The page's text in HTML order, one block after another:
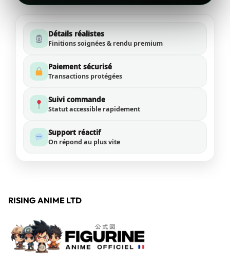
Détails réalistes
Finitions soignées & rendu premium
Paiement sécurisé
Transactions protégées
Suivi commande
Statut accessible rapidement
Support réactif
On répond au plus vite
RISING ANIME LTD